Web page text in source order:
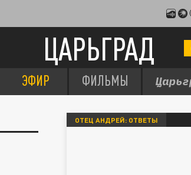
ЦАРЬГРАД
ЭФИР ФИЛЬМЫ
ОТЕЦ АНДРЕЙ: ОТВЕТЫ